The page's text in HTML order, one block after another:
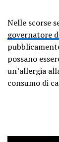
Nelle scorse
governatore
possano
un’allergia
consumo di